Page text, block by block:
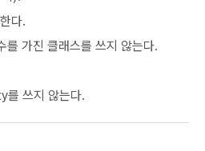
다.
를 가진 클래스를 쓰지 않는다.
쓰지 않는다.